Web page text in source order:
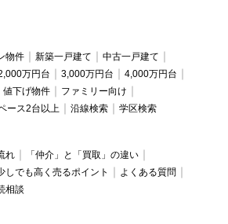
物件 新築一戸建て
中古一戸建て
万円台 3,000万円台
4,000万円台
値下げ物件
ファミリー向け
ース2台以上 沿線検索 学区検索
れ
「仲介」と「買取」の違い
しでも高く売るポイント
よくある質問
相談